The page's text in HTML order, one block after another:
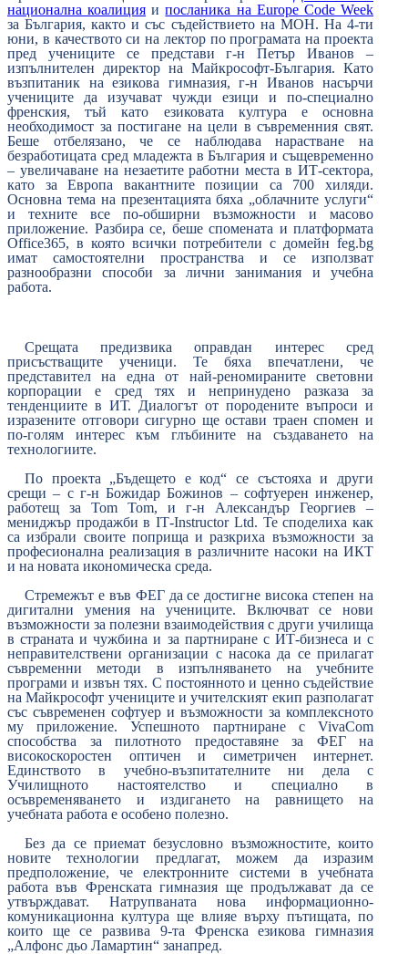
национална коалиция ипосланика на Europe Code Week
за България, както и със съдействието на МОН. На 4-ти
юни, в качеството си на лектор по програмата на проекта
пред учениците се представи г-н Петър Иванов –
изпълнителен директор на Майкрософт-България. Като
възпитаник на езикова гимназия, г-н Иванов насърчи
учениците да изучават чужди езици и по-специално
френския, тъй като езиковата култура е основна
необходимост за постигане на цели в съвременния свят.
Беше отбелязано, че се наблюдава нарастване на
безработицата сред младежта в България и същевременно
– увеличаване на незаетите работни места в ИТ-сектора,
като за Европа вакантните позиции са 700 хиляди.
Основна тема на презентацията бяха „облачните услуги“
и техните все по-обширни възможности и масово
приложение. Разбира се, беше спомената и платформата
Office365, в която всички потребители с домейн feg.bg
имат самостоятелни пространства и се използват
разнообразни способи за лични занимания и учебна
работа.
Срещата предизвика оправдан интерес сред
присъстващите ученици. Те бяха впечатлени, че
представител на една от най-реномираните световни
корпорации е сред тях и непринудено разказа за
тенденциите в ИТ. Диалогът от породените въпроси и
изразените отговори сигурно ще остави траен спомен и
по-голям интерес към глъбините на създаването на
технологиите.
По проекта „Бъдещето е код“ се състояха и други
срещи – с г-н Божидар Божинов – софтуерен инженер,
работещ за Tom Tom, и г-н Александър Георгиев –
мениджър продажби в IТ-Instructor Ltd. Те споделиха как
са избрали своите поприща и разкриха възможности за
професионална реализация в различните насоки на ИКТ
и на новата икономическа среда.
Стремежът е във ФЕГ да се достигне висока степен на
дигитални умения на учениците. Включват се нови
възможности за полезни взаимодействия с други училища
в страната и чужбина и за партниране с ИТ-бизнеса и с
неправителствени организации с насока да се прилагат
съвременни методи в изпълняването на учебните
програми и извън тях. С постоянното и ценно съдействие
на Майкрософт учениците и учителският екип разполагат
със съвременен софтуер и възможности за комплексното
му приложение. Успешното партниране с VivaCom
способства за пилотното предоставяне за ФЕГ на
високоскоростен оптичен и симетричен интернет.
Единството в учебно-възпитателните ни дела с
Училищното настоятелство и специално в
осъвременяването и издигането на равнището на
учебната работа е особено полезно.
Без да се приемат безусловно възможностите, които
новите технологии предлагат, можем да изразим
предположение, че електронните системи в учебната
работа във Френската гимназия ще продължават да се
утвърждават. Натрупваната нова информационно-
комуникационна култура ще влияе върху пътищата, по
които ще се развива 9-та Френска езикова гимназия
„Алфонс дьо Ламартин“ занапред.